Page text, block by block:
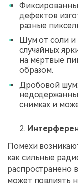
дефектов
разные
Шум от соли и
случайных
на мертвые
образом.
Дробовой шум:
снимках и
Помехи
как сильные
распространено
может повлиять